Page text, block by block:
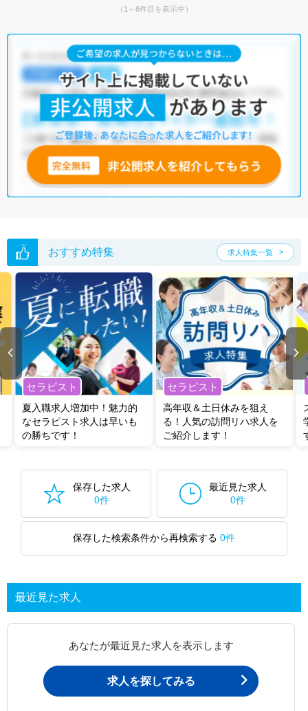
（1～6件目を表示中）
おすすめ特集 求人特集一覧
セラピスト
夏入職求人増加中！魅力的
なセラピスト求人は早いも
の勝ちです！
セラピスト
高年収＆土日休みを狙え
る！人気の訪問リハ求人を
ご紹介します！
保存した求人
0件
最近見た求人
0件
保存した検索条件から再検索する 0件
最近見た求人
あなたが最近見た求人を表示します
求人を探してみる